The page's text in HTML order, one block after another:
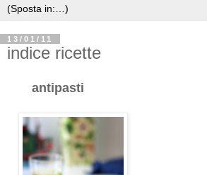
13/01/11
indice ricette
antipasti